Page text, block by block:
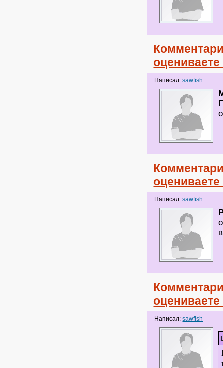
Написал:sawfish
Написал:sawfish
Написал:sawfish